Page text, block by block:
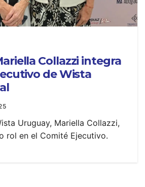
Collazzi integra
de Wista
Uruguay, Mariella Collazzi,
rol en el Comité Ejecutivo.